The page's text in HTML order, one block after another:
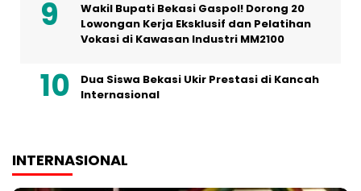
Wakil Bupati Bekasi Gaspol! Dorong 20
Lowongan Kerja Eksklusif dan Pelatihan
Vokasi di Kawasan Industri MM2100
Dua Siswa Bekasi Ukir Prestasi di Kancah
Internasional
INTERNASIONAL